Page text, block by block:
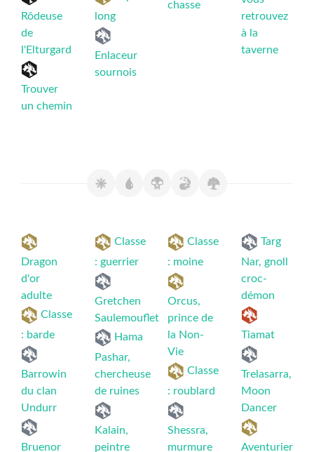
Rôdeuse
de
l'Elturgard
Trouver
un chemin
long
Enlaceur
sournois
chasse
retrouvez
à la
taverne
Dragon
d'or
adulte
Classe
: barde
Barrowin
du clan
Undurr
Bruenor
Classe
: guerrier
Gretchen
Saulemouflet
Hama
Pashar,
chercheuse
de ruines
Kalain,
peintre
Classe
: moine
Orcus,
prince de
la Non-
Vie
Classe
: roublard
Shessra,
murmure
Targ
Nar, gnoll
croc-
démon
Tiamat
Trelasarra,
Moon
Dancer
Aventurier